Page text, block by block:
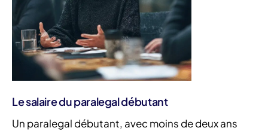
Le salaire du paralegal débutant
Un paralegal débutant, avec moins de deux ans